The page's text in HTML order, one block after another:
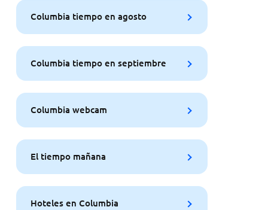
Columbia tiempo en agosto
Columbia tiempo en septiembre
Columbia webcam
El tiempo mañana
Hoteles en Columbia